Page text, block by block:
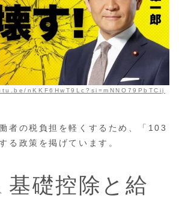
nKKF6HwT9Lc?si=mNNO79PbTCij
者の税負担を軽くするため、「103
る政策を掲げています。
基礎控除と給